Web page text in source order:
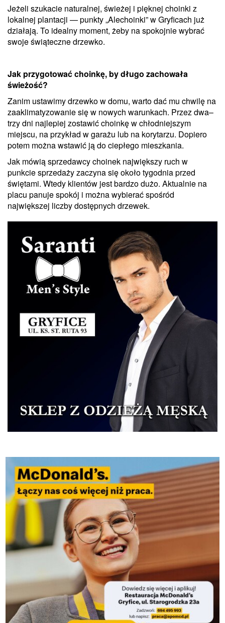
Jeżeli szukacie naturalnej, świeżej i pięknej choinki z
lokalnej plantacji — punkty „Alechoinki” w Gryficach już
działają. To idealny moment, żeby na spokojnie wybrać
swoje świąteczne drzewko.
Jak przygotować choinkę, by długo zachowała
świeżość?
Zanim ustawimy drzewko w domu, warto dać mu chwilę na
zaaklimatyzowanie się w nowych warunkach. Przez dwa–
trzy dni najlepiej zostawić choinkę w chłodniejszym
miejscu, na przykład w garażu lub na korytarzu. Dopiero
potem można wstawić ją do ciepłego mieszkania.
Jak mówią sprzedawcy choinek największy ruch w
punkcie sprzedaży zaczyna się około tygodnia przed
świętami. Wtedy klientów jest bardzo dużo. Aktualnie na
placu panuje spokój i można wybierać spośród
największej liczby dostępnych drzewek.